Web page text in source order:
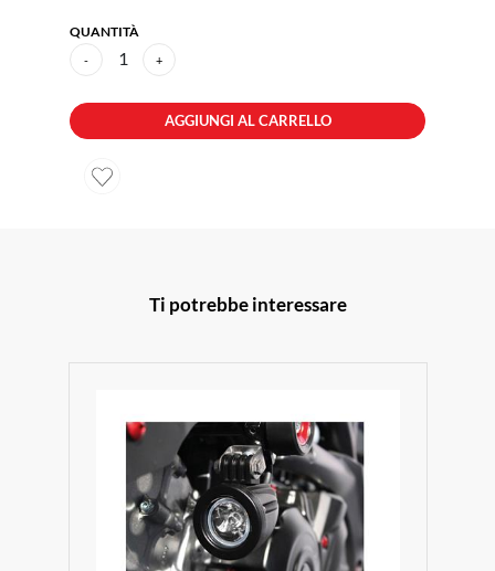
QUANTITÀ
- 1 +
AGGIUNGI AL CARRELLO
Ti potrebbe interessare